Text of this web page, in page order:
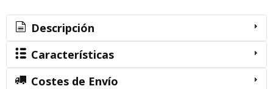
Descripción
Características
Costes de Envío